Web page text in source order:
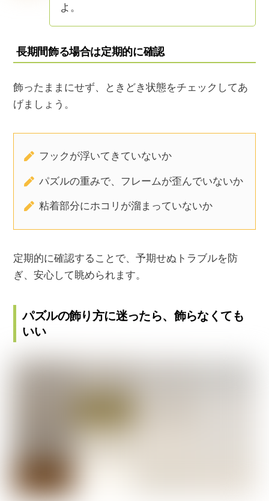
よ。
長期間飾る場合は定期的に確認
飾ったままにせず、ときどき状態をチェックしてあ
げましょう。
フックが浮いてきていないか
パズルの重みで、フレームが歪んでいないか
粘着部分にホコリが溜まっていないか
定期的に確認することで、予期せぬトラブルを防
ぎ、安心して眺められます。
パズルの飾り方に迷ったら、飾らなくても
いい